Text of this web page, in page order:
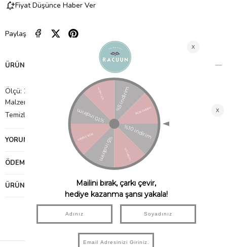
Fiyat Düşünce Haber Ver
Paylaş
ÜRÜN ÖZELLIKLERI
Ölçü: 23.8 x 17.2 x 1,8 cm
Malzeme: MDF üzeri lake cilalı
Temizlik: Nemli bez ile silinebilir.
YORUMLAR
ÖDEME SEÇENEKLERI
ÜRÜN ÖNERILERI